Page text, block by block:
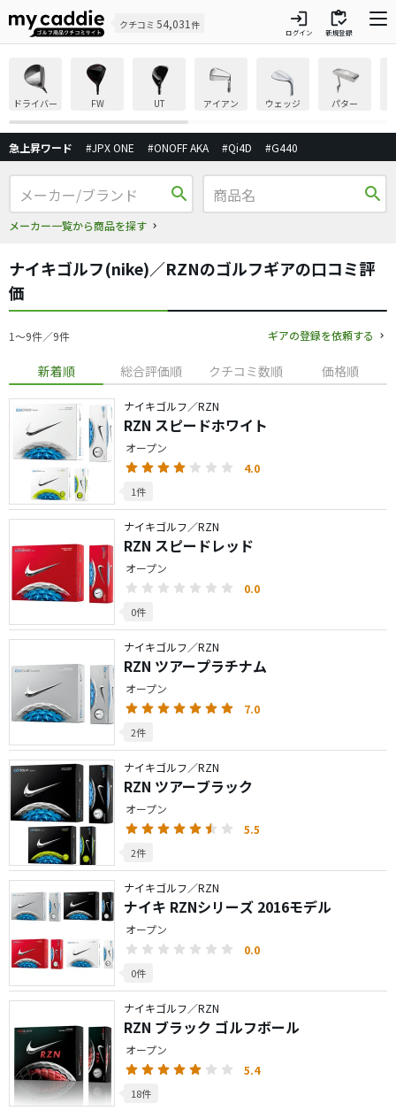
クチコミ 54,031 件 login
ログイン
inventory
新規登録
ドライバー FW UT アイアン ウェッジ パター
急上昇ワード #JPX ONE #ONOFF AKA #Qi4D #G440
search
メーカー一覧から商品を探す
search
ナイキゴルフ(nike)／RZNのゴルフギアの口コミ評
価
1〜9件／9件 ギアの登録を依頼する
新着順 総合評価順 クチコミ数順 価格順
ナイキゴルフ／RZN
RZN スピードホワイト
オープン
4.0
1件
ナイキゴルフ／RZN
RZN スピードレッド
オープン
0.0
0件
ナイキゴルフ／RZN
RZN ツアープラチナム
オープン
7.0
2件
ナイキゴルフ／RZN
RZN ツアーブラック
オープン
5.5
2件
ナイキゴルフ／RZN
ナイキ RZNシリーズ 2016モデル
オープン
0.0
0件
ナイキゴルフ／RZN
RZN ブラック ゴルフボール
オープン
5.4
18件